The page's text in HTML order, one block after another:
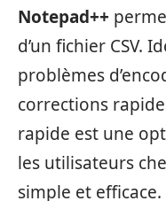
Notepad++
d’un fichier CSV.
problèmes
corrections
rapide est une
les utilisateurs
simple et efficace.